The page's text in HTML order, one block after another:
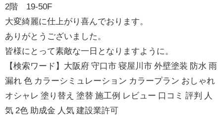
2階 19-50F
大変綺麗に仕上がり喜んでおります。
ありがとうございました。
皆様にとって素敵な一日となりますように。
【検索ワード】大阪府 守口市 寝屋川市 外壁塗装 防水 雨
漏れ 色 カラーシミュレーション カラープラン おしゃれ
オシャレ 塗り替え 塗替 施工例 レビュー 口コミ 評判 人
気 2色 助成金 人気 建設業許可